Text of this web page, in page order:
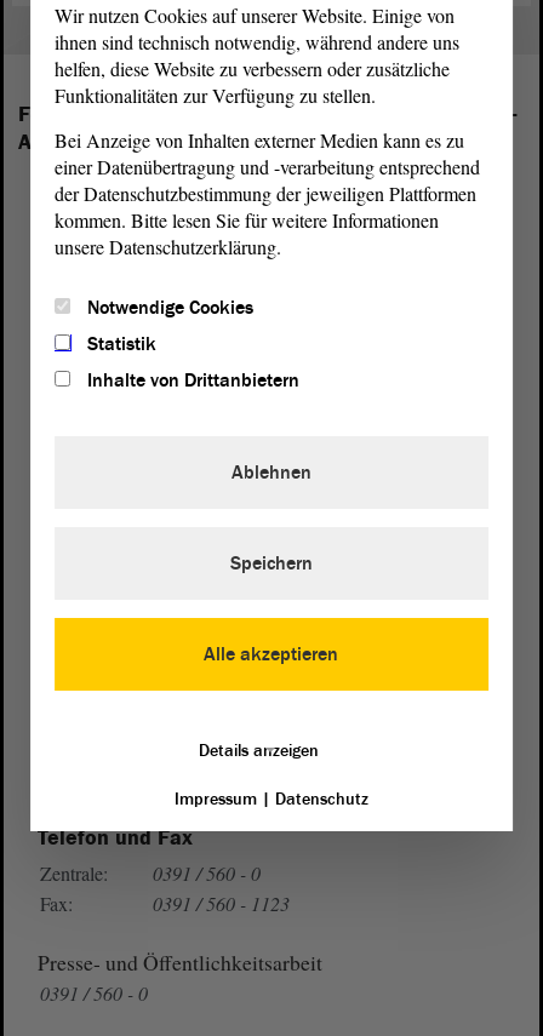
Folgende Fraktionen sind im Landtag von Sachsen-
Anhalt vertreten:
Telefon und Fax
Zentrale:
0391 / 560 - 0
Fax:
0391 / 560 - 1123
Presse- und Öffentlichkeitsarbeit
0391 / 560 - 0
Wir nutzen Cookies auf unserer Website. Einige von
ihnen sind technisch notwendig, während andere uns
helfen, diese Website zu verbessern oder zusätzliche
Funktionalitäten zur Verfügung zu stellen.
Bei Anzeige von Inhalten externer Medien kann es zu
einer Datenübertragung und -verarbeitung entsprechend
der Datenschutzbestimmung der jeweiligen Plattformen
kommen. Bitte lesen Sie für weitere Informationen
unsere Datenschutzerklärung.
Notwendige Cookies
Statistik
Inhalte von Drittanbietern
Alle akzeptieren
Ablehnen
Speichern
Details anzeigen
Impressum| Datenschutz